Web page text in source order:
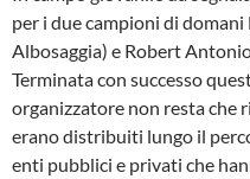
per i due campioni di domani
Albosaggia) e Robert
Terminata con successo
organizzatore non resta che
erano distribuiti lungo il
enti pubblici e privati che